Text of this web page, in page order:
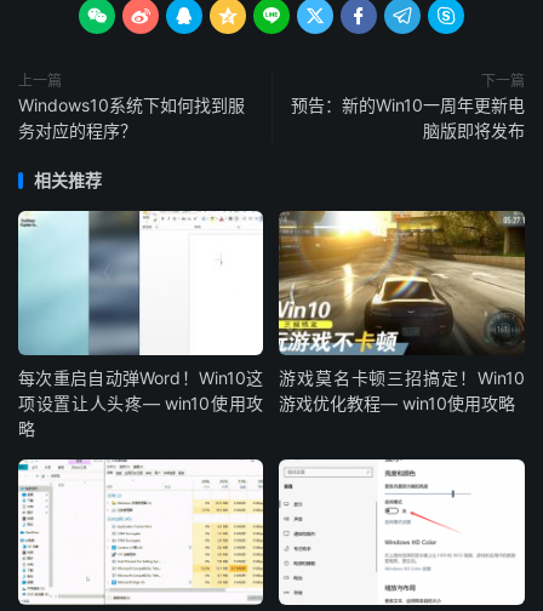
        
上一篇
Windows10系统下如何找到服
务对应的程序？
下一篇
预告：新的Win10一周年更新电
脑版即将发布
相关推荐
每次重启自动弹Word！Win10这
项设置让人头疼— win10使用攻
略
游戏莫名卡顿三招搞定！Win10
游戏优化教程— win10使用攻略